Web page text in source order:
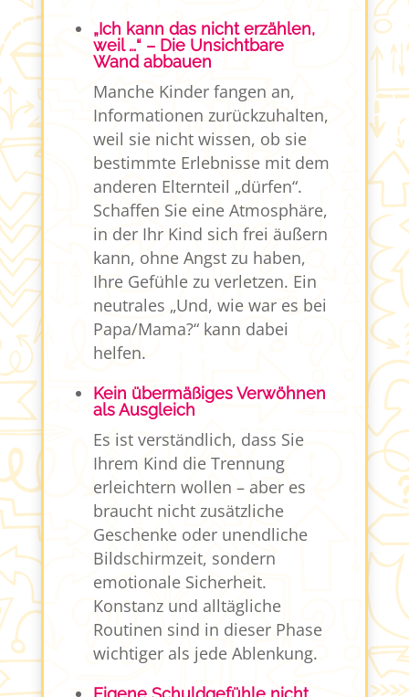
„Ich kann das nicht erzählen,
weil …“ – Die Unsichtbare
Wand abbauen
Manche Kinder fangen an,
Informationen zurückzuhalten,
weil sie nicht wissen, ob sie
bestimmte Erlebnisse mit dem
anderen Elternteil „dürfen“.
Schaffen Sie eine Atmosphäre,
in der Ihr Kind sich frei äußern
kann, ohne Angst zu haben,
Ihre Gefühle zu verletzen. Ein
neutrales „Und, wie war es bei
Papa/Mama?“ kann dabei
helfen.
Kein übermäßiges Verwöhnen
als Ausgleich
Es ist verständlich, dass Sie
Ihrem Kind die Trennung
erleichtern wollen – aber es
braucht nicht zusätzliche
Geschenke oder unendliche
Bildschirmzeit, sondern
emotionale Sicherheit.
Konstanz und alltägliche
Routinen sind in dieser Phase
wichtiger als jede Ablenkung.